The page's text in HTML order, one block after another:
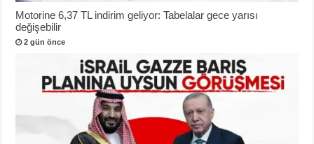
Motorine 6,37 TL indirim geliyor: Tabelalar gece yarısı
değişebilir
2 gün önce